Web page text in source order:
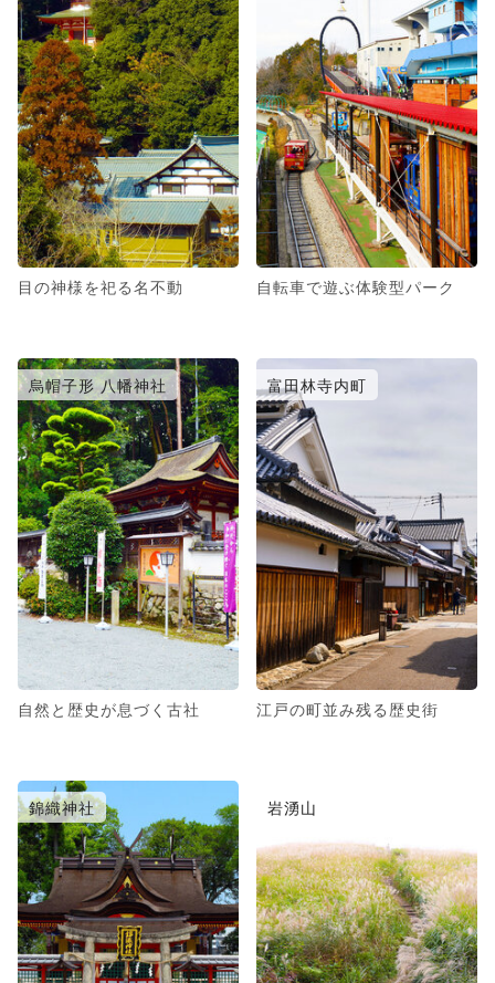
目の神様を祀る名不動 自転車で遊ぶ体験型パーク
烏帽子形 八幡神社
自然と歴史が息づく古社
富田林寺内町
江戸の町並み残る歴史街
錦織神社 岩湧山